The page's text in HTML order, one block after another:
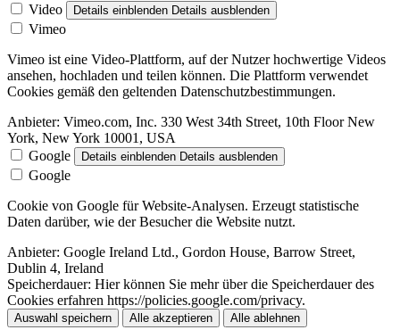
Video
Details einblenden Details ausblenden
Vimeo
Vimeo ist eine Video-Plattform, auf der Nutzer hochwertige Videos
ansehen, hochladen und teilen können. Die Plattform verwendet
Cookies gemäß den geltenden Datenschutzbestimmungen.
Anbieter: Vimeo.com, Inc. 330 West 34th Street, 10th Floor New
York, New York 10001, USA
Google
Details einblenden Details ausblenden
Google
Cookie von Google für Website-Analysen. Erzeugt statistische
Daten darüber, wie der Besucher die Website nutzt.
Anbieter: Google Ireland Ltd., Gordon House, Barrow Street,
Dublin 4, Ireland
Speicherdauer: Hier können Sie mehr über die Speicherdauer des
Cookies erfahren https://policies.google.com/privacy.
Auswahl speichern Alle akzeptieren Alle ablehnen